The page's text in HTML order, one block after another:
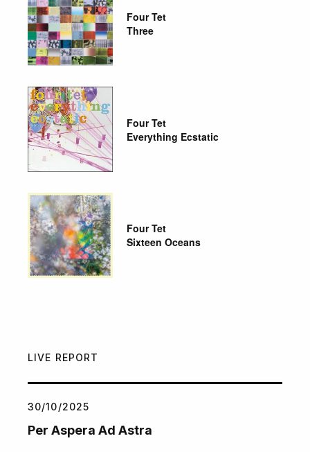
Four Tet
Three
Four Tet
Everything Ecstatic
Four Tet
Sixteen Oceans
LIVE REPORT
30/10/2025
Per Aspera Ad Astra